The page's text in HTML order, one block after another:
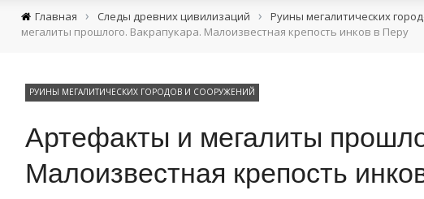
Главная › Следы древних цивилизаций › Руины мегалитических
мегалиты прошлого. Вакрапукара. Малоизвестная крепость инков в Перу
РУИНЫ МЕГАЛИТИЧЕСКИХ ГОРОДОВ И СООРУЖЕНИЙ
Артефакты и мегалиты
Малоизвестная крепость